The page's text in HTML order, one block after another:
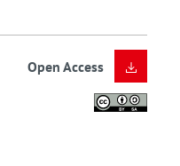
Open Access